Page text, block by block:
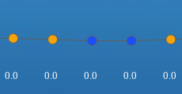
0.0 0.0 0.0 0.0 0.0